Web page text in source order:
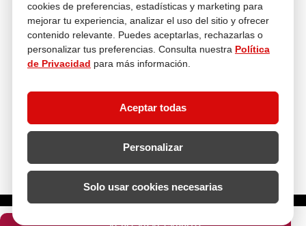
cookies de preferencias, estadísticas y marketing para
mejorar tu experiencia, analizar el uso del sitio y ofrecer
contenido relevante. Puedes aceptarlas, rechazarlas o
personalizar tus preferencias. Consulta nuestra Política
de Privacidad para más información.
Aceptar todas
Personalizar
Solo usar cookies necesarias
Descubre más